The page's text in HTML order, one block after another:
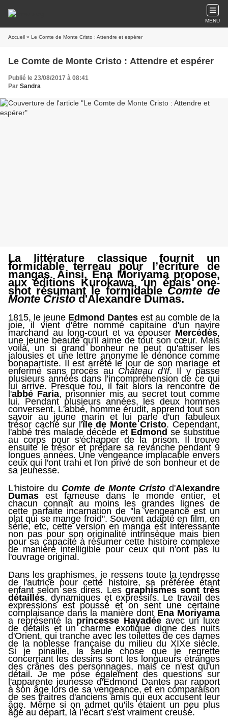
MENU
Accueil » Le Comte de Monte Cristo : Attendre et espérer
Le Comte de Monte Cristo : Attendre et espérer
Publié le 23/08/2017 à 08:41
Par Sandra
La littérature classique fournit un
formidable terreau pour l’écriture de
mangas.Ainsi, Ena Moriyama propose,
aux éditions Kurokawa, un épais one-
shot résumant le formidableComte de
Monte Cristod'Alexandre Dumas.
1815, le jeune Edmond Dantes est au comble de la
joie, il vient d'être nommé capitaine d'un navire
marchand au long-court etva épouser Mercédès,
une jeune beauté qu'il aime de tout son cœur. Mais
voilà, un si grand bonheur ne peut qu'attiser les
jalousieset une lettre anonyme le dénonce comme
bonapartiste. Il est arrêté le jour de son mariage et
enfermé sans procès au Château d'If. Il y passe
plusieurs années dans l'incompréhension de cequi
lui arrive. Presque fou, il fait alors la rencontre de
l'abbé Faria, prisonnier mis au secret tout comme
lui. Pendant plusieurs années, les deux hommes
conversent. L'abbé, homme érudit, apprend tout son
savoir au jeune marin et lui parle d'un fabuleux
trésor caché sur l'île de Monte Cristo. Cependant,
l'abbé très malade décède et Edmond se substitue
au corps pour s'échapper de la prison. Il trouve
ensuite le trésor et prépare sa revanche pendant 9
longues années. Une vengeance implacableenvers
ceux qui l'ont trahi et l'on privé de son bonheur et de
sa jeunesse.
L'histoire du Comte de Monte Cristod'Alexandre
Dumas est fameuse dans le monde entier, et
chacun connaît au moins les grandes lignes de
cette parfaite incarnation de ''la vengeance est un
plat qui se mange froid''. Souvent adapté en film, en
série, etc, cetteversion en manga est intéressante
non pas pour son originalité intrinsèque mais bien
pour sa capacité à résumer cette histoire complexe
de manière intelligible pour ceux qui n'ont pas lu
l'ouvrage original.
Dans les graphismes, je ressenstoute la tendresse
de l'autrice pour cette histoire, sa préférée étant
enfant selon ses dires. Les graphismes sont très
détaillés, dynamiques et expressifs. Le travail des
expressions est poussé et on sent une certaine
complaisance dans la manière dont Ena Moriyama
a représenté la princesse Hayadéeavec un luxe
de détails et un charme exotique digne des nuits
d'Orient, qui tranche avec les toilettes de ces dames
de la noblesse française du milieu du XIXe siècle.
Si je pinaille, la seule chose que je regrette
concernant les dessins sont les longueurs étranges
des crânes des personnages, mais ce n'est qu'un
détail. Je me pose également des questions sur
l'apparente jeunesse d'Edmond Dantes par rapport
à son âge lors de sa vengeance, et en comparaison
de ses traitres d'anciens amis qui eux accusent leur
âge. Même si on admet qu'ils étaient un peu plus
âgé au départ, là l’écart s'est vraiment creusé.